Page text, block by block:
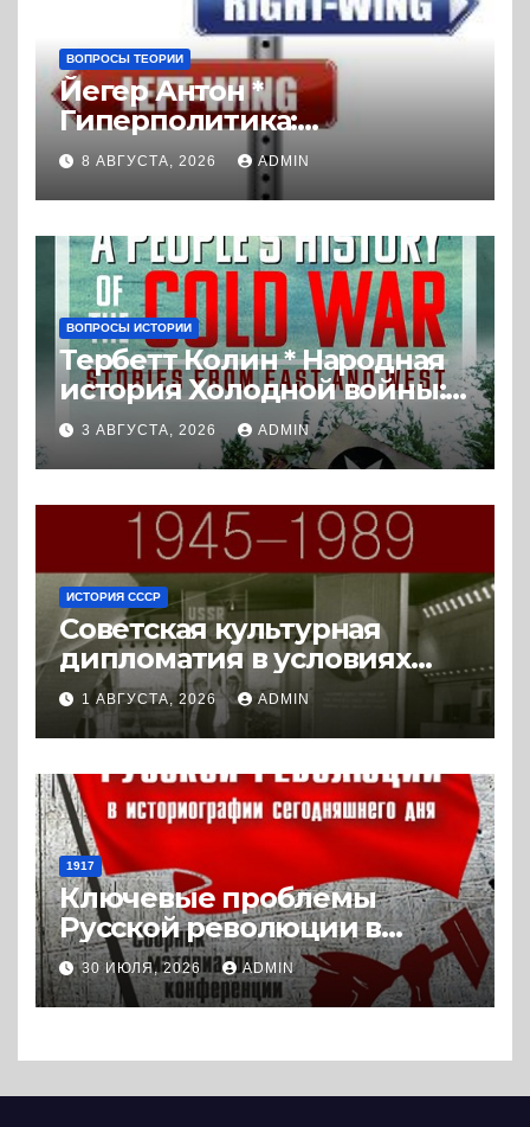
ВОПРОСЫ ТЕОРИИ
Йегер Антон *
Гиперполитика:
Экстремальная
политизация без
политических
последствий (2026) *
Реферат книги
8 АВГУСТА, 2026 ADMIN
ВОПРОСЫ ИСТОРИИ
Тербетт Колин * Народная
история Холодной войны:
истории с Востока и Запада
(2023) * Реферат книги
3 АВГУСТА, 2026 ADMIN
ИСТОРИЯ СССР
Советская культурная
дипломатия в условиях
Холодной войны. 1945-1989.
(2018) * Книга
1 АВГУСТА, 2026 ADMIN
1917
Ключевые проблемы
Русской революции в
историографии
сегодняшнего дня (2024) *
Книга
30 ИЮЛЯ, 2026 ADMIN